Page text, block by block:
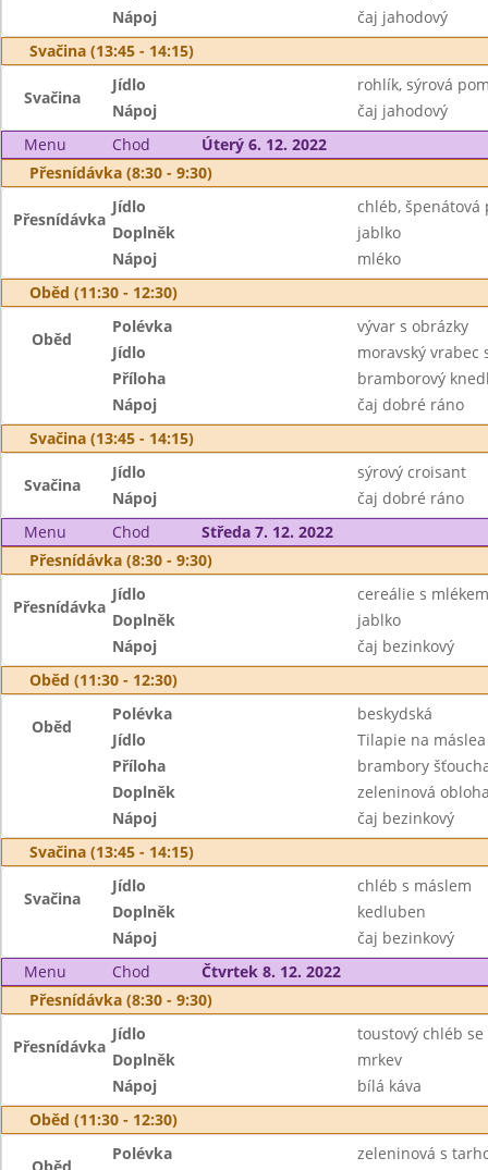
Nápoj
čaj jahodový
Svačina (13:45 - 14:15)
Svačina
Jídlo
rohlík, sýrová
Nápoj
čaj jahodový
Menu
Chod
Úterý 6. 12. 2022
Přesnídávka (8:30 - 9:30)
Přesnídávka
Jídlo
chléb, špenátová
Doplněk
jablko
Nápoj
mléko
Oběd (11:30 - 12:30)
Oběd
Polévka
vývar s obrázky
Jídlo
moravský vrabec
Příloha
bramborový
Nápoj
čaj dobré ráno
Svačina (13:45 - 14:15)
Svačina
Jídlo
sýrový croisant
Nápoj
čaj dobré ráno
Menu
Chod
Středa 7. 12. 2022
Přesnídávka (8:30 - 9:30)
Přesnídávka
Jídlo
cereálie s mlékem
Doplněk
jablko
Nápoj
čaj bezinkový
Oběd (11:30 - 12:30)
Oběd
Polévka
beskydská
Jídlo
Tilapie na
Příloha
brambory
Doplněk
zeleninová
Nápoj
čaj bezinkový
Svačina (13:45 - 14:15)
Svačina
Jídlo
chléb s máslem
Doplněk
kedluben
Nápoj
čaj bezinkový
Menu
Chod
Čtvrtek 8. 12. 2022
Přesnídávka (8:30 - 9:30)
Přesnídávka
Jídlo
toustový chléb
Doplněk
mrkev
Nápoj
bílá káva
Oběd (11:30 - 12:30)
Polévka
zeleninová s